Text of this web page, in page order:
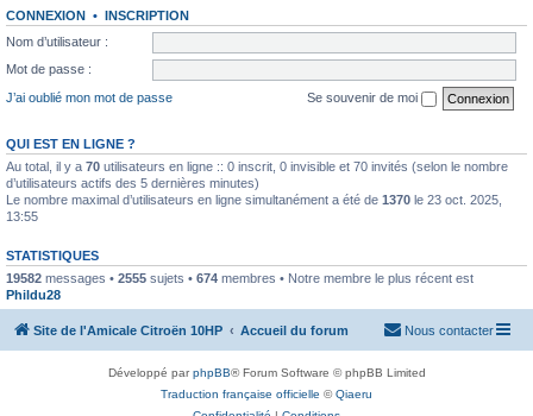
CONNEXION • INSCRIPTION
Nom d’utilisateur :
Mot de passe :
J’ai oublié mon mot de passe
Se souvenir de moi
QUI EST EN LIGNE ?
Au total, il y a 70 utilisateurs en ligne :: 0 inscrit, 0 invisible et 70 invités (selon le nombre
d’utilisateurs actifs des 5 dernières minutes)
Le nombre maximal d’utilisateurs en ligne simultanément a été de 1370 le 23 oct. 2025,
13:55
STATISTIQUES
19582 messages • 2555 sujets • 674 membres • Notre membre le plus récent est
Phildu28
Site de l'Amicale Citroën 10HP Accueil du forum Nous contacter
Développé parphpBB® Forum Software © phpBB Limited
Traduction française officielle ©Qiaeru